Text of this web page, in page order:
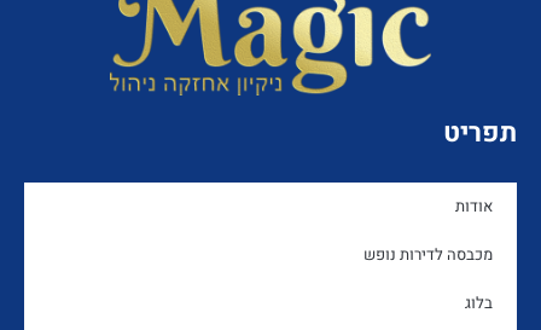
תפריט
אודות
מכבסה לדירות נופש
בלוג